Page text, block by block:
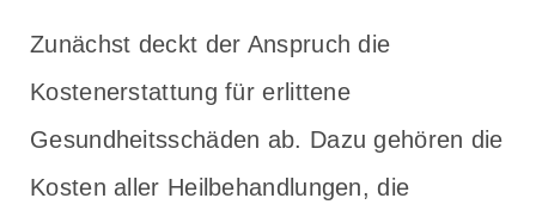
Zunächst deckt der Anspruch die
Kostenerstattung für erlittene
Gesundheitsschäden ab. Dazu gehören die
Kosten aller Heilbehandlungen, die